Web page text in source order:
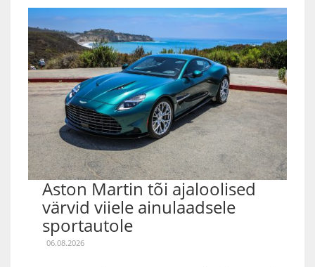
Aston Martin tõi ajaloolised
värvid viiele ainulaadsele
sportautole
06.08.2026